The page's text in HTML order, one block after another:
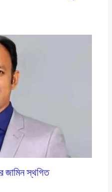
জামিন স্থগিত